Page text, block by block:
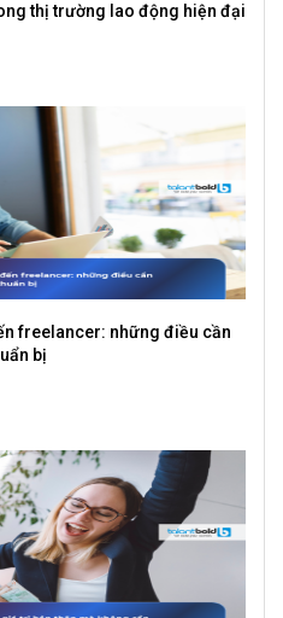
hay đánh đổi sự ổn định?
Sự thay đổi của thế giới việc